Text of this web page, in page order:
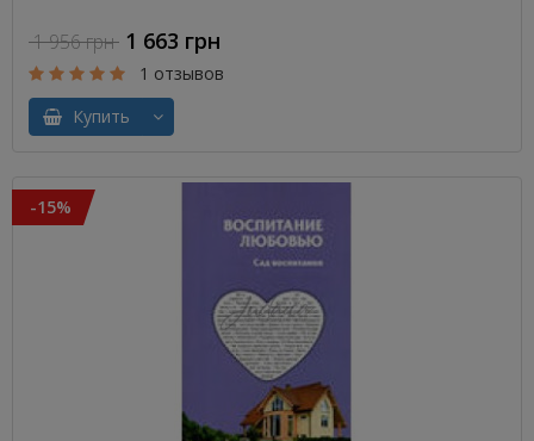
1 956 грн 1 663 грн
1 отзывов
Купить
-15%